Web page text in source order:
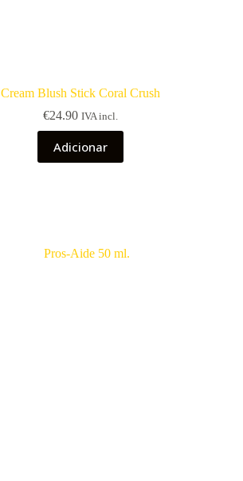
Cream Blush Stick Coral Crush
€24.90 IVA incl.
Adicionar